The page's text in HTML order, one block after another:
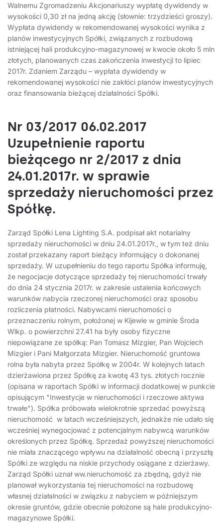
Walnemu Zgromadzeniu Akcjonariuszy wypłatę dywidendy w
wysokości 0,30 zł na jedną akcję (słownie: trzydzieści groszy).
Wypłata dywidendy w rekomendowanej wysokości wynika z
planów inwestycyjnych Spółki, związanych z rozbudową
istniejącej hali produkcyjno-magazynowej w kwocie około 5 mln
złotych, planowanych czas zakończenia inwestycji to lipiec
2017r. Zdaniem Zarządu – wypłata dywidendy w
rekomendowanej wysokości nie zakłóci planów inwestycyjnych
oraz finansowania bieżącej działalności Spółki.
Nr 03/2017 06.02.2017
Uzupełnienie raportu
bieżącego nr 2/2017 z dnia
24.01.2017r. w sprawie
sprzedaży nieruchomości przez
Spółkę.
Zarząd Spółki Lena Lighting S.A. podpisał akt notarialny
sprzedaży nieruchomości w dniu 24.01.2017r., w tym też dniu
został przekazany raport bieżący informujący o dokonanej
sprzedaży. W uzupełnieniu do tego raportu Spółka informuję,
że negocjacje dotyczące sprzedaży tej nieruchomości trwały
do dnia 24 stycznia 2017r. w zakresie ustalenia końcowych
warunków nabycia rzeczonej nieruchomości oraz sposobu
rozliczenia płatności. Nabywcami nieruchomości o
przeznaczeniu rolnym, położonej w Kijewie w gminie Środa
Wlkp. o powierzchni 27.41 ha były osoby fizyczne
niepowiązane ze spółką: Pan Tomasz Mizgier, Pan Wojciech
Mizgier i Pani Małgorzata Mizgier. Nieruchomość gruntowa
rolna była nabyta przez Spółkę w 2004r. W kolejnych latach
dzierżawiona przez Spółkę za kwotę 43 tys. złotych rocznie
(opisana w raportach Spółki w informacji dodatkowej w punkcie
opisującym "Inwestycje w nieruchomości i rzeczowe aktywa
trwałe"). Spółka próbowała wielokrotnie sprzedać powyższą
nieruchomość w latach wcześniejszych, jednakże nie udało się
wcześniej wynegocjować z potencjalnym nabywcą warunków
określonych przez Spółkę. Sprzedaż powyższej nieruchomości
nie miała znaczącego wpływu na działalność obecną i przyszłą
Spółki ze względu na niskie przychody osiągane z dzierżawy.
Zarząd Spółki uznał ww.nieruchomość za zbędną, gdyż nie
planował wykorzystania tej nieruchomości na rozbudowę
własnej działalności w związku z nabyciem w późniejszym
okresie gruntów, gdzie obecnie położone są hale produkcyjno-
magazynowe Spółki.